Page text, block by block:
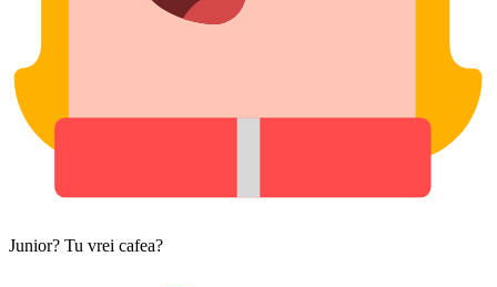
Junior? Tu vrei cafea?